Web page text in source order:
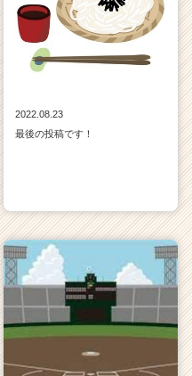
2022.08.23
最後の投稿です！